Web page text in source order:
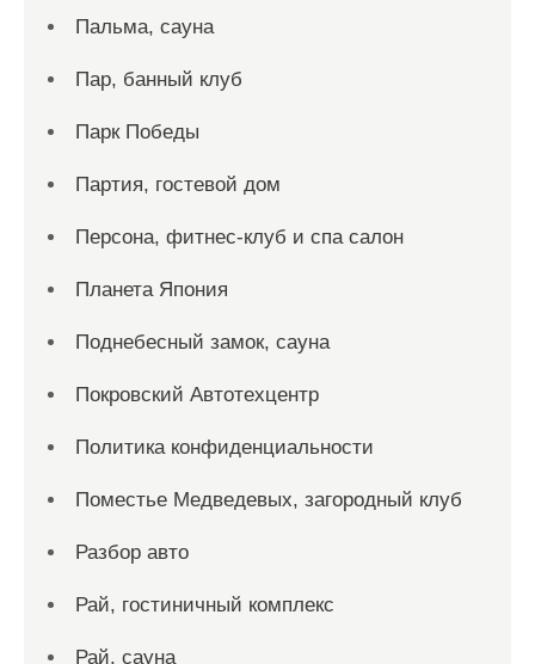
Пальма, сауна
Пар, банный клуб
Парк Победы
Партия, гостевой дом
Персона, фитнес-клуб и спа салон
Планета Япония
Поднебесный замок, сауна
Покровский Автотехцентр
Политика конфиденциальности
Поместье Медведевых, загородный клуб
Разбор авто
Рай, гостиничный комплекс
Рай, сауна